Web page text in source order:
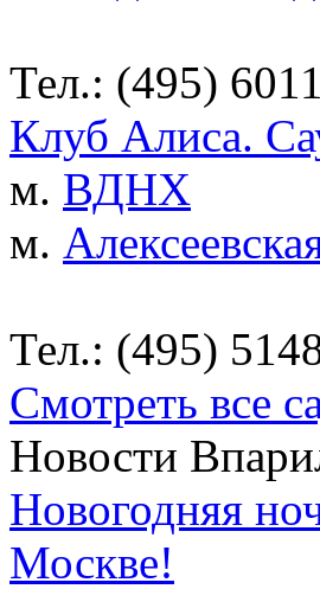
Тел.: (495)
Клуб Алиса.
м. ВДНХ
м.
Тел.: (495)
Смотреть все
Новости
Новогодняя
Москве!